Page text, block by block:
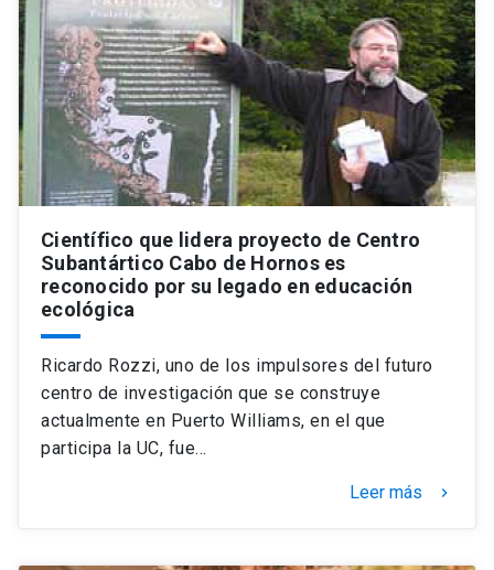
Universidad
Información para keyboard_arrow_down
Futuros estudiantes
Estudiantes
Académicos
Personal
Alumni
Padres y familia
Vecinos
Go to english site launch
ACCESOS DIRECTOS
Admisión launch
Mi Cuenta UC launch
Correo UC
Mi Portal UC launch
Científico que lidera proyecto de Centro
Subantártico Cabo de Hornos es
reconocido por su legado en educación
ecológica
Ricardo Rozzi, uno de los impulsores del futuro
centro de investigación que se construye
actualmente en Puerto Williams, en el que
participa la UC, fue…
Leer más keyboard_arrow_right